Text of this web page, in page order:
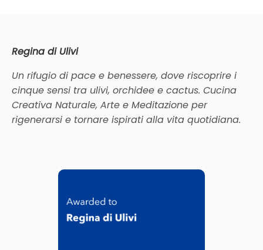
Regina di Ulivi
Un rifugio di pace e benessere, dove riscoprire i
cinque sensi tra ulivi, orchidee e cactus. Cucina
Creativa Naturale, Arte e Meditazione per
rigenerarsi e tornare ispirati alla vita quotidiana.